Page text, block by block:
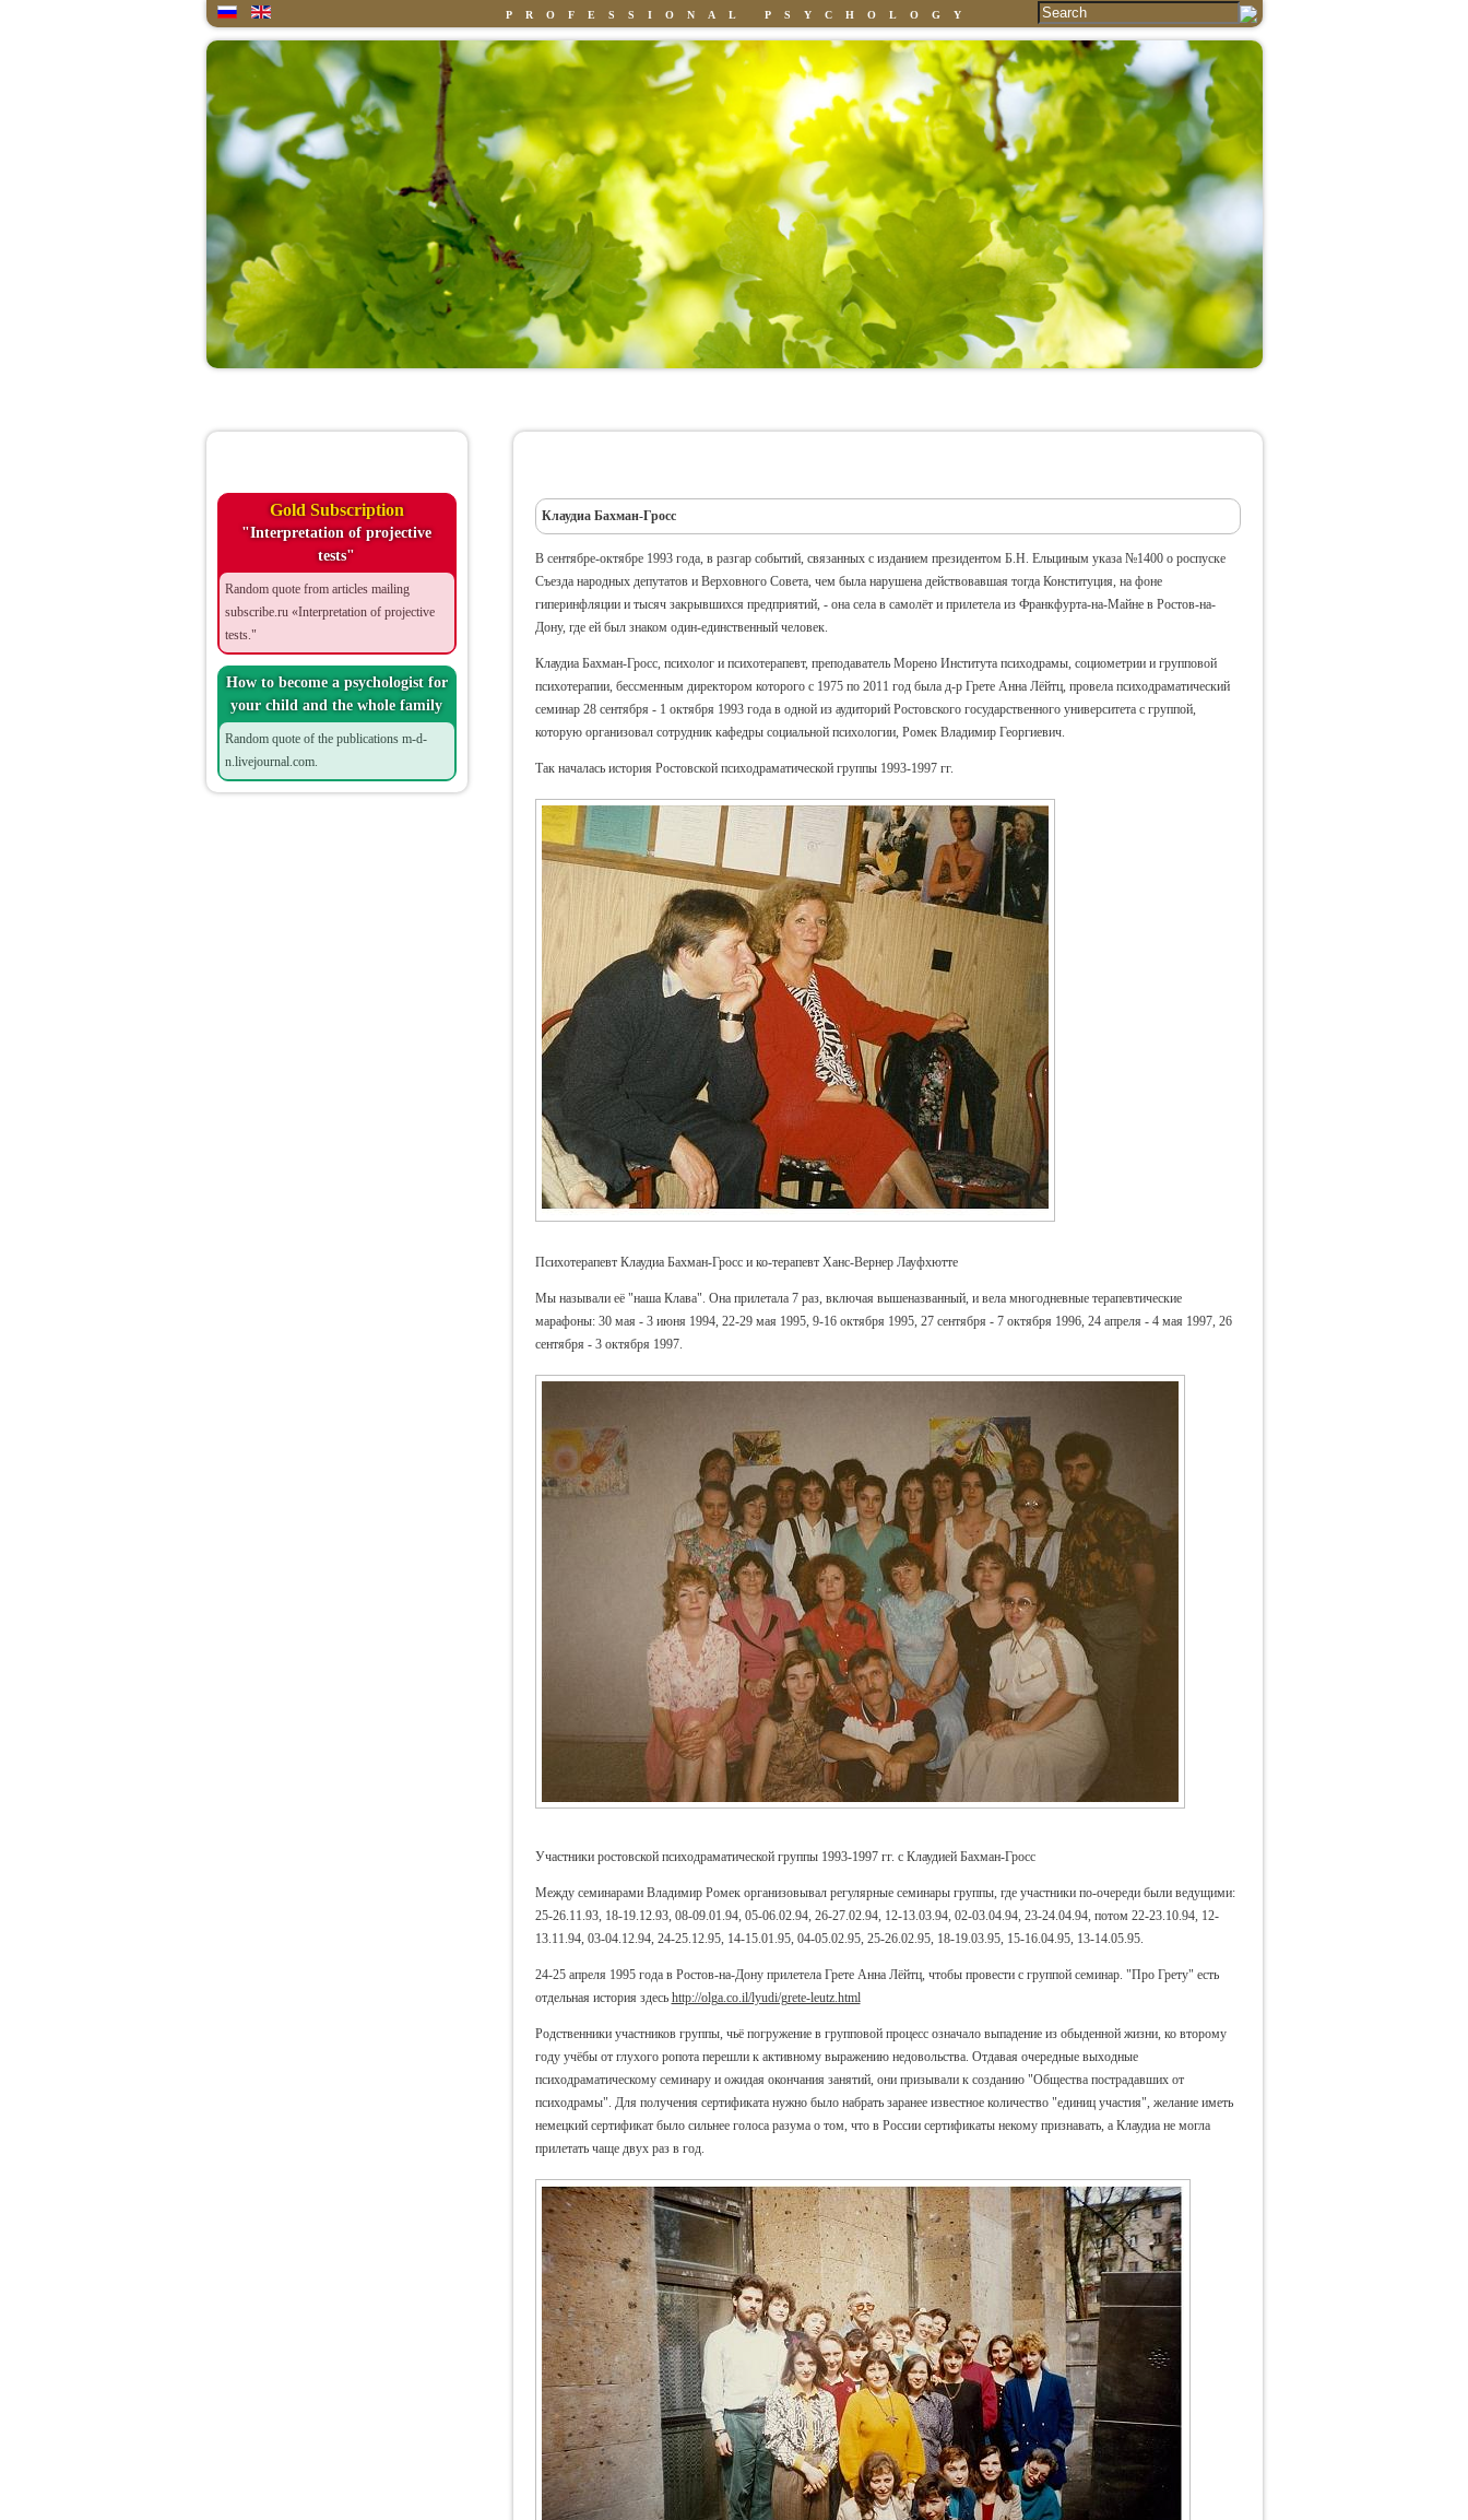
PROFESSIONAL PSYCHOLOGY
Gold Subscription
"Interpretation of projective
tests"
Random quote from articles mailing
subscribe.ru «Interpretation of projective
tests."
How to become a psychologist for
your child and the whole family
Random quote of the publications m-d-
n.livejournal.com.
Клаудиа Бахман-Гросс
В сентябре-октябре 1993 года, в разгар событий, связанных с изданием президентом Б.Н. Ельциным указа №1400 о роспуске
Съезда народных депутатов и Верховного Совета, чем была нарушена действовавшая тогда Конституция, на фоне
гиперинфляции и тысяч закрывшихся предприятий, - она села в самолёт и прилетела из Франкфурта-на-Майне в Ростов-на-
Дону, где ей был знаком один-единственный человек.
Клаудиа Бахман-Гросс, психолог и психотерапевт, преподаватель Морено Института психодрамы, социометрии и групповой
психотерапии, бессменным директором которого с 1975 по 2011 год была д-р Грете Анна Лёйтц, провела психодраматический
семинар 28 сентября - 1 октября 1993 года в одной из аудиторий Ростовского государственного университета с группой,
которую организовал сотрудник кафедры социальной психологии, Ромек Владимир Георгиевич.
Так началась история Ростовской психодраматической группы 1993-1997 гг.
Психотерапевт Клаудиа Бахман-Гросс и ко-терапевт Ханс-Вернер Лауфхютте
Мы называли её "наша Клава". Она прилетала 7 раз, включая вышеназванный, и вела многодневные терапевтические
марафоны: 30 мая - 3 июня 1994, 22-29 мая 1995, 9-16 октября 1995, 27 сентября - 7 октября 1996, 24 апреля - 4 мая 1997, 26
сентября - 3 октября 1997.
Участники ростовской психодраматической группы 1993-1997 гг. с Клаудией Бахман-Гросс
Между семинарами Владимир Ромек организовывал регулярные семинары группы, где участники по-очереди были ведущими:
25-26.11.93, 18-19.12.93, 08-09.01.94, 05-06.02.94, 26-27.02.94, 12-13.03.94, 02-03.04.94, 23-24.04.94, потом 22-23.10.94, 12-
13.11.94, 03-04.12.94, 24-25.12.95, 14-15.01.95, 04-05.02.95, 25-26.02.95, 18-19.03.95, 15-16.04.95, 13-14.05.95.
24-25 апреля 1995 года в Ростов-на-Дону прилетела Грете Анна Лёйтц, чтобы провести с группой семинар. "Про Грету" есть
отдельная история здесь http://olga.co.il/lyudi/grete-leutz.html
Родственники участников группы, чьё погружение в групповой процесс означало выпадение из обыденной жизни, ко второму
году учёбы от глухого ропота перешли к активному выражению недовольства. Отдавая очередные выходные
психодраматическому семинару и ожидая окончания занятий, они призывали к созданию "Общества пострадавших от
психодрамы". Для получения сертификата нужно было набрать заранее известное количество "единиц участия", желание иметь
немецкий сертификат было сильнее голоса разума о том, что в России сертификаты некому признавать, а Клаудиа не могла
прилетать чаще двух раз в год.